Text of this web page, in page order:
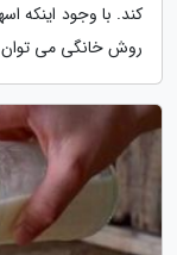
کند. با وجود اینکه
روش خانگی می توان